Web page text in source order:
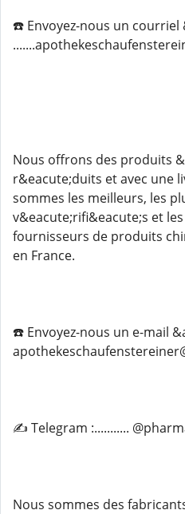
☎️ Envoyez-nous un courriel
Nous offrons des produits
r&eacute;duits et avec une
sommes les meilleurs, les
v&eacute;rifi&eacute;s et
fournisseurs de produits
en France.
☎️ Envoyez-nous un e-mail
✍️ Telegram :...........
Nous sommes des